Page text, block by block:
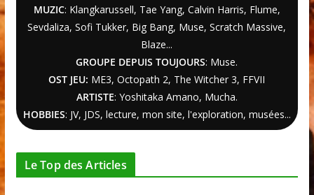
MUZIC: Klangkarussell, Tae Yang, Calvin Harris, Flume,
Sevdaliza, Sofi Tukker, Big Bang, Muse, Scratch Massive,
Blaze...
GROUPE DEPUIS TOUJOURS: Muse.
OST JEU: ME3,Octopath 2, The Witcher3, FFVII
ARTISTE: Yoshitaka Amano, Mucha.
HOBBIES: JV, JDS, lecture, mon site, l'exploration, musées...
Le Top des Articles